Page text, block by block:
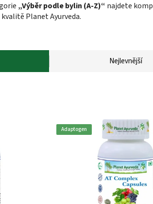
„Výběr podle bylin (A-Z)“ najdete
Planet Ayurveda.
Nejlevnější
Adaptogen